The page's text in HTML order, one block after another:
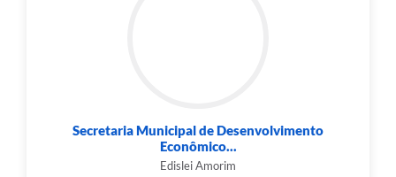
Secretaria Municipal de Desenvolvimento
Econômico...
Edislei Amorim